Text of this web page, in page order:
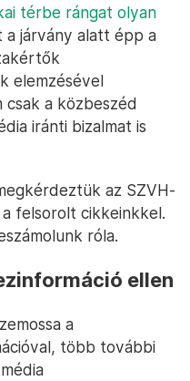
térbe rángat olyan
a járvány alatt épp a
elemzésével
csak a közbeszéd
iránti bizalmat is
az SZVH-
felsorolt cikkeinkkel.
róla.
ellen
a
több további